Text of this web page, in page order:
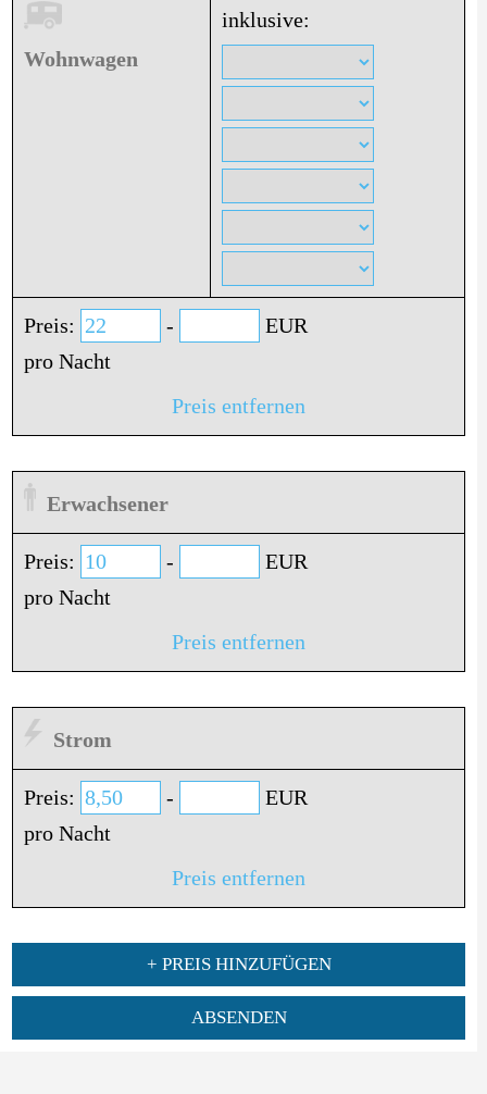
Wohnwagen
inklusive:
Preis: -
EUR
pro Nacht
Preis entfernen
Erwachsener
Preis: -
EUR
pro Nacht
Preis entfernen
Strom
Preis: -
EUR
pro Nacht
Preis entfernen
+ PREIS HINZUFÜGEN
ABSENDEN